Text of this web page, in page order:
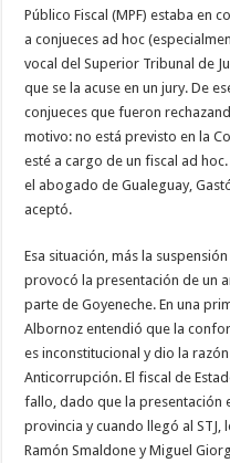
Público Fiscal (MPF) estaba en
a conjueces ad hoc
vocal del Superior Tribunal de
que se la acuse en un jury. De
conjueces que fueron
motivo: no está previsto en la
esté a cargo de un fiscal ad
el abogado de Gualeguay,
aceptó.
Esa situación, más la
provocó la presentación de un
parte de Goyeneche. En una
Albornoz entendió que la
es inconstitucional y dio la
Anticorrupción. El fiscal de
fallo, dado que la presentación
provincia y cuando llegó al STJ,
Ramón Smaldone y Miguel